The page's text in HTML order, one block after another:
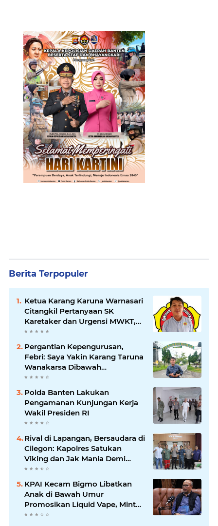
Berita Terpopuler
Ketua Karang Karuna Warnasari
Citangkil Pertanyaan SK
Karetaker dan Urgensi MWKT,
Saat Suasana Berduka
Pergantian Kepengurusan,
Febri: Saya Yakin Karang Taruna
Wanakarsa Dibawah
Kepemimpinan Bung Entus
Jauh Membawa Manfaat
Polda Banten Lakukan
Pengamanan Kunjungan Kerja
Wakil Presiden RI
Rival di Lapangan, Bersaudara di
Cilegon: Kapolres Satukan
Viking dan Jak Mania Demi
Nobar Damai Piala Presiden
KPAI Kecam Bigmo Libatkan
Anak di Bawah Umur
Promosikan Liquid Vape, Minta
Aparat Bertindak Tegas